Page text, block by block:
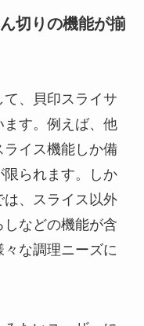
切りの機能が揃
、貝印スライサ
す。例えば、他
イス機能しか備
限られます。しか
は、スライス以外
などの機能が含
な調理ニーズに